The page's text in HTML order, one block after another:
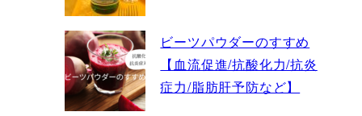
ビーツパウダーのすすめ
【血流促進/抗酸化力/抗炎
症力/脂肪肝予防など】